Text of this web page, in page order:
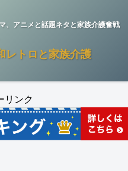
、アニメと話題ネタと家族介護奮戦
レトロと家族介護
リンク